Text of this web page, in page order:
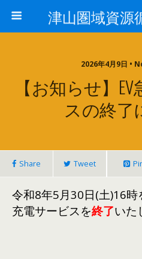
津山圏域資源
2026年4月9日 •
【お知らせ】
スの終了
Share Tweet
令和8年5月30日(土)16時
充電サービスを終了いた